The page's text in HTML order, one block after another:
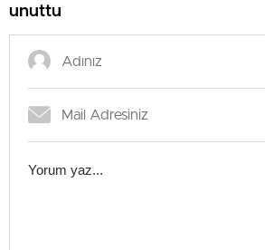
unuttu